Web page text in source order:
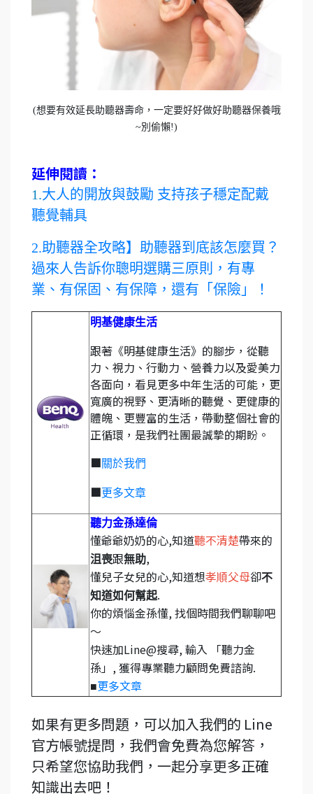
(想要有效延長助聽器壽命，一定要好好做好助聽器保養哦
~別偷懶!)
延伸閱讀：
1.大人的開放與鼓勵 支持孩子穩定配戴
聽覺輔具
2.助聽器全攻略】助聽器到底該怎麼買？
過來人告訴你聰明選購三原則，有專
業、有保固、有保障，還有「保險」！
明基健康生活
跟著《明基健康生活》的腳步，從聽
力、視力、行動力、營養力以及愛美力
各面向，看見更多中年生活的可能，更
寬廣的視野、更清晰的聽覺、更健康的
體魄、更豐富的生活，帶動整個社會的
正循環，是我們社團最誠摯的期盼。
■關於我們
■更多文章
聽力金孫達倫
懂爺爺奶奶的心,知道聽不清楚帶來的
沮喪跟無助,
懂兒子女兒的心,知道想孝順父母卻不
知道如何幫起.
你的煩惱金孫懂, 找個時間我們聊聊吧
～
快速加Line@搜尋, 輸入 「聽力金
孫」, 獲得專業聽力顧問免費諮詢.
■更多文章
如果有更多問題，可以加入我們的 Line
官方帳號提問，我們會免費為您解答，
只希望您協助我們，一起分享更多正確
知識出去吧！